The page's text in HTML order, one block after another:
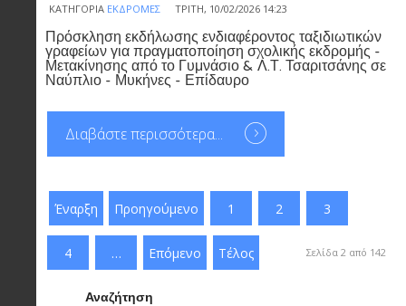
ΚΑΤΗΓΟΡΊΑ ΕΚΔΡΟΜΈΣ ΤΡΊΤΗ, 10/02/2026 14:23
Πρόσκληση εκδήλωσης ενδιαφέροντος ταξιδιωτικών
γραφείων για πραγματοποίηση σχολικής εκδρομής -
Μετακίνησης από το Γυμνάσιο & Λ.Τ. Τσαριτσάνης σε
Ναύπλιο - Μυκήνες - Επίδαυρο
Διαβάστε περισσότερα...
Έναρξη Προηγούμενο 1 2 3
4 … Επόμενο Τέλος Σελίδα 2 από 142
Αναζήτηση